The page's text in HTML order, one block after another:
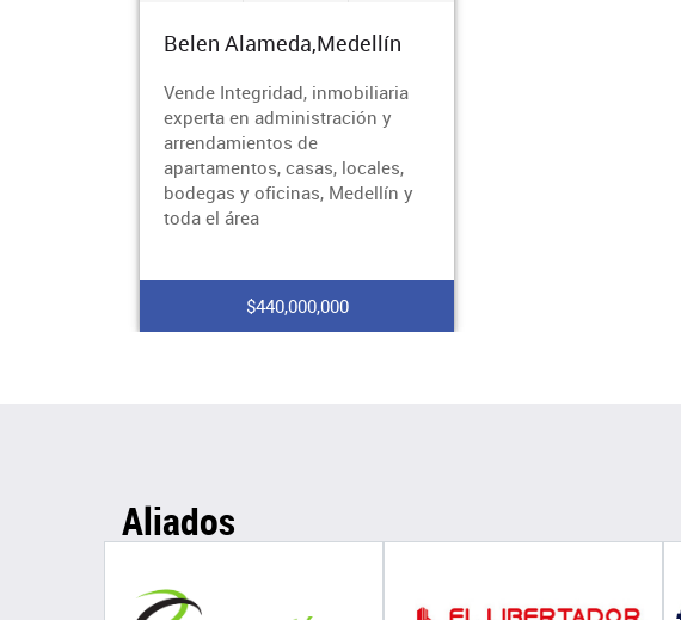
Belen Alameda,Medellín
Vende Integridad, inmobiliaria
experta en administración y
arrendamientos de
apartamentos, casas, locales,
bodegas y oficinas, Medellín y
toda el área
$440,000,000
Aliados